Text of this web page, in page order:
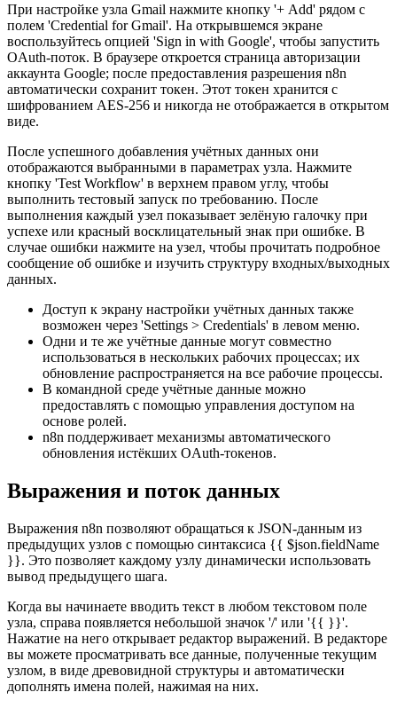
При настройке узла Gmail нажмите кнопку '+ Add' рядом с
полем 'Credential for Gmail'. На открывшемся экране
воспользуйтесь опцией 'Sign in with Google', чтобы запустить
OAuth-поток. В браузере откроется страница авторизации
аккаунта Google; после предоставления разрешения n8n
автоматически сохранит токен. Этот токен хранится с
шифрованием AES-256 и никогда не отображается в открытом
виде.
После успешного добавления учётных данных они
отображаются выбранными в параметрах узла. Нажмите
кнопку 'Test Workflow' в верхнем правом углу, чтобы
выполнить тестовый запуск по требованию. После
выполнения каждый узел показывает зелёную галочку при
успехе или красный восклицательный знак при ошибке. В
случае ошибки нажмите на узел, чтобы прочитать подробное
сообщение об ошибке и изучить структуру входных/выходных
данных.
Доступ к экрану настройки учётных данных также
возможен через 'Settings > Credentials' в левом меню.
Одни и те же учётные данные могут совместно
использоваться в нескольких рабочих процессах; их
обновление распространяется на все рабочие процессы.
В командной среде учётные данные можно
предоставлять с помощью управления доступом на
основе ролей.
n8n поддерживает механизмы автоматического
обновления истёкших OAuth-токенов.
Выражения и поток данных
Выражения n8n позволяют обращаться к JSON-данным из
предыдущих узлов с помощью синтаксиса {{ $json.fieldName
}}. Это позволяет каждому узлу динамически использовать
вывод предыдущего шага.
Когда вы начинаете вводить текст в любом текстовом поле
узла, справа появляется небольшой значок '/' или '{{ }}'.
Нажатие на него открывает редактор выражений. В редакторе
вы можете просматривать все данные, полученные текущим
узлом, в виде древовидной структуры и автоматически
дополнять имена полей, нажимая на них.